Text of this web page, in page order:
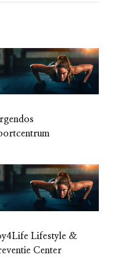
Lifestyle &
Center